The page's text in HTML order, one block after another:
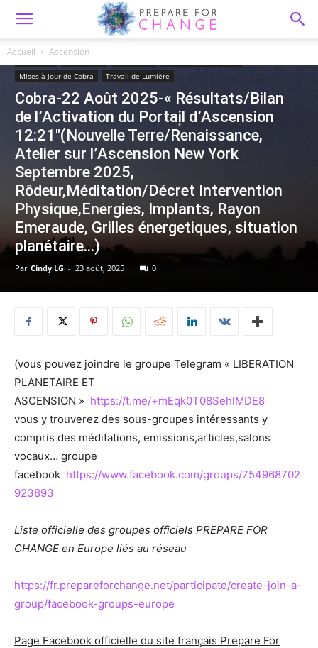
Accueil Ascension
Mises à jour de Cobra
Travail de Lumière
Cobra-22 Août 2025-« Résultats/Bilan
de l’Activation du Portail d’Ascension
12:21″(Nouvelle Terre/Renaissance,
Atelier sur l’Ascension New York
Septembre 2025,
Rôdeur,Méditation/Décret Intervention
Physique,Energies, Implants, Rayon
Emeraude, Grilles énergetiques, situation
planétaire…)
Par Cindy LG - 23 août, 2025 0
(vous pouvez joindre le groupe Telegram « LIBERATION
PLANETAIRE ET
ASCENSION » https://t.me/+mEqk0T08SehlMDE8
vous y trouverez des sous-groupes intéressants y
compris des méditations, emissions,articles,salons
vocaux… groupe
facebook https://www.facebook.com/groups/754968702
923893
Liste officielle des groupes officiels PREPARE FOR
CHANGE en Europe liés au réseau
https://fr.prepareforchange.net/participate/create-join-a-
group/facebook-groups-europe
Page Facebook officielle du site français Prepare For